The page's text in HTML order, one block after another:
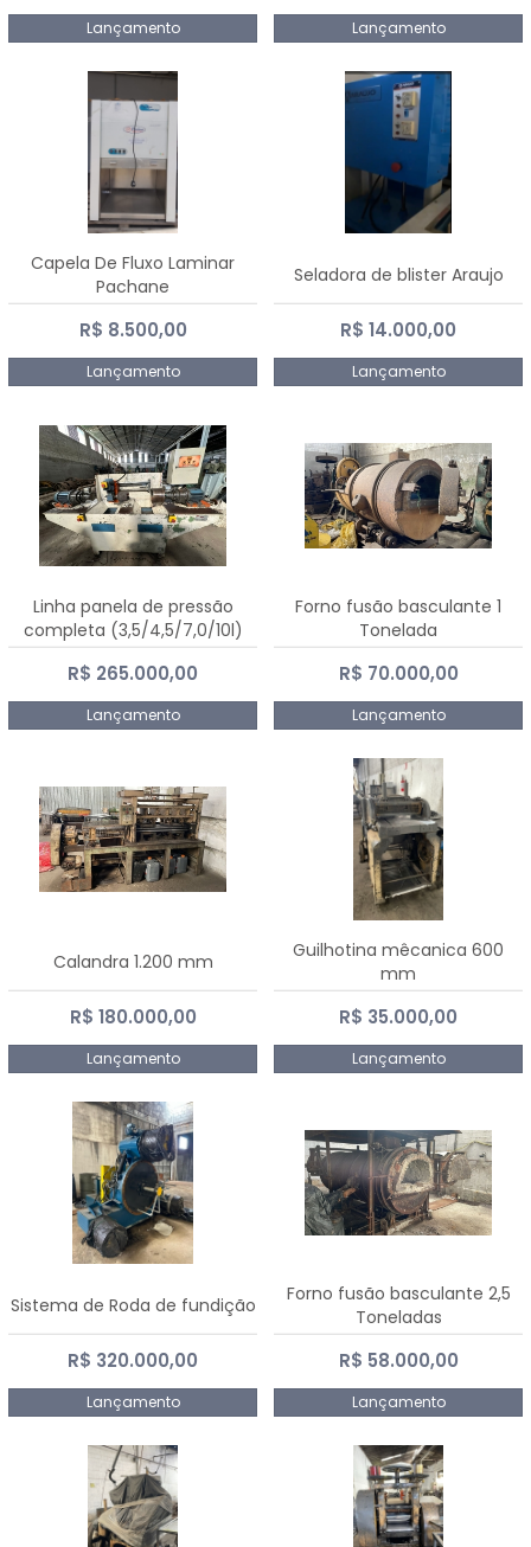
Lançamento Lançamento
Capela De Fluxo Laminar
Pachane
R$ 8.500,00
Lançamento
Seladora de blister Araujo
R$ 14.000,00
Lançamento
Linha panela de pressão
completa (3,5/4,5/7,0/10l)
R$ 265.000,00
Lançamento
Forno fusão basculante 1
Tonelada
R$ 70.000,00
Lançamento
Calandra 1.200 mm
R$ 180.000,00
Lançamento
Guilhotina mêcanica 600
mm
R$ 35.000,00
Lançamento
Sistema de Roda de fundição
R$ 320.000,00
Lançamento
Forno fusão basculante 2,5
Toneladas
R$ 58.000,00
Lançamento